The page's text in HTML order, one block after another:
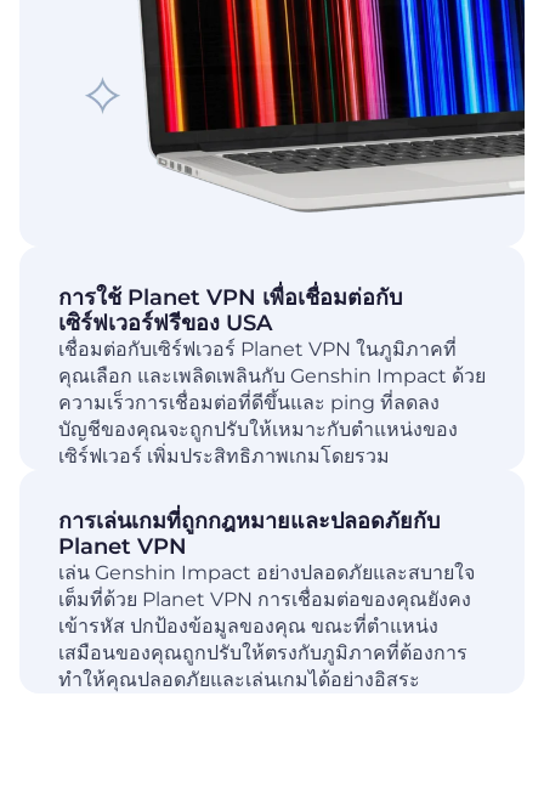
การใช้ Planet VPN เพื่อเชื่อมต่อกับ
เซิร์ฟเวอร์ฟรีของ USA
เชื่อมต่อกับเซิร์ฟเวอร์ Planet VPN ในภูมิภาคที่
คุณเลือก และเพลิดเพลินกับ Genshin Impact ด้วย
ความเร็วการเชื่อมต่อที่ดีขึ้นและ ping ที่ลดลง
บัญชีของคุณจะถูกปรับให้เหมาะกับตำแหน่งของ
เซิร์ฟเวอร์ เพิ่มประสิทธิภาพเกมโดยรวม
การเล่นเกมที่ถูกกฎหมายและปลอดภัยกับ
Planet VPN
เล่น Genshin Impact อย่างปลอดภัยและสบายใจ
เต็มที่ด้วย Planet VPN การเชื่อมต่อของคุณยังคง
เข้ารหัส ปกป้องข้อมูลของคุณ ขณะที่ตำแหน่ง
เสมือนของคุณถูกปรับให้ตรงกับภูมิภาคที่ต้องการ
ทำให้คุณปลอดภัยและเล่นเกมได้อย่างอิสระ